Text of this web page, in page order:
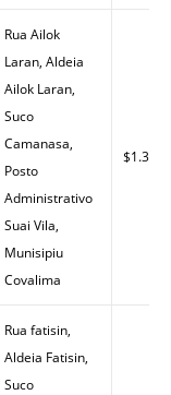
Rua Ailok
Laran, Aldeia
Ailok Laran,
Suco
Camanasa,
Posto
Administrativo
Suai Vila,
Munisipiu
Covalima
$1.35
Rua fatisin,
Aldeia Fatisin,
Suco